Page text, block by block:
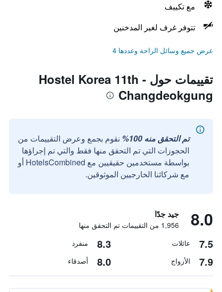
مع تكييف
تتوفر غرف لغير المدخنين
عرض جميع وسائل الراحة وعددها 4
تقييمات حول Hostel Korea 11th -
Changdeokgung
تم التحقق منه 100%
نقوم بجمع وعرض التقييمات من
الحجوزات التي تم التحقق منها فقط والتي تم إجراؤها
بواسطة مستخدمين حقيقيين مع HotelsCombined أو
مع شركائنا الخارجيين الموثوقين.
8.0 جيد جدًا
1,956 من التقييمات تم التحقق منها
7.5 عائلات 8.3 منفرد
7.9 الأزواج 8.0 أصدقاء